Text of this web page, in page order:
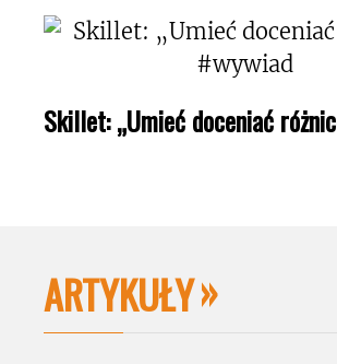
Skillet: „Umieć doceniać
ARTYKUŁY